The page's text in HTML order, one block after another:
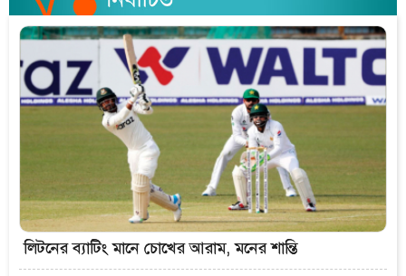
লিটনের ব্যাটিং মানে চোখের আরাম, মনের শান্তি